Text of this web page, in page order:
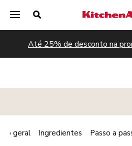
Até 25% de desconto na
PEQUENO-ALMOÇO/BRUNCH
geral Ingredientes Passo a